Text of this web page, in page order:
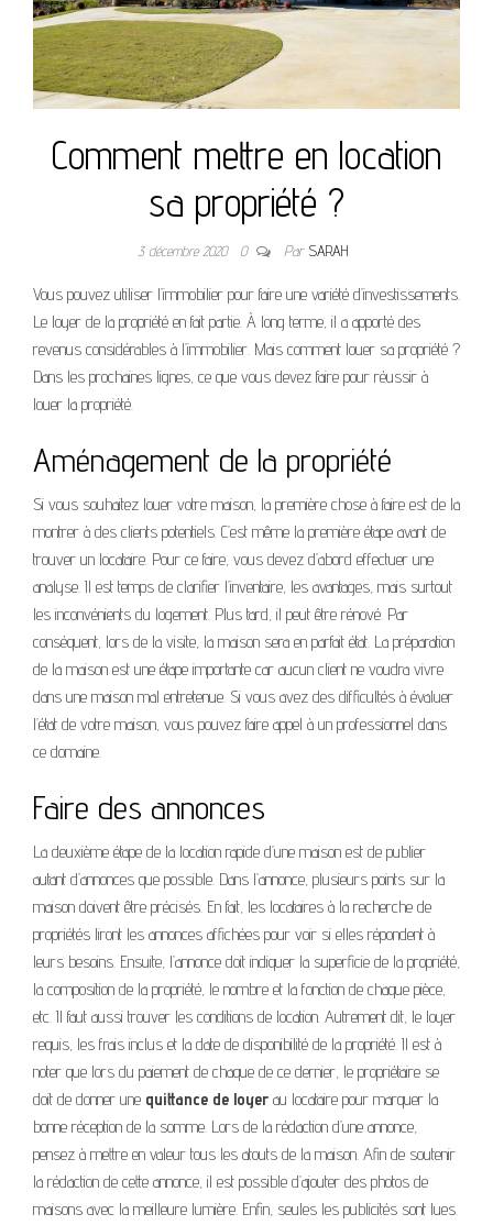
Comment mettre en location
sa propriété ?
3 décembre 2020 0 Par SARAH
Vous pouvez utiliser l’immobilier pour faire une variété d’investissements.
Le loyer de la propriété en fait partie. À long terme, il a apporté des
revenus considérables à l’immobilier. Mais comment louer sa propriété ?
Dans les prochaines lignes, ce que vous devez faire pour réussir à
louer la propriété.
Aménagement de la propriété
Si vous souhaitez louer votre maison, la première chose à faire est de la
montrer à des clients potentiels. C’est même la première étape avant de
trouver un locataire. Pour ce faire, vous devez d’abord effectuer une
analyse. Il est temps de clarifier l’inventaire, les avantages, mais surtout
les inconvénients du logement. Plus tard, il peut être rénové. Par
conséquent, lors de la visite, la maison sera en parfait état. La préparation
de la maison est une étape importante car aucun client ne voudra vivre
dans une maison mal entretenue. Si vous avez des difficultés à évaluer
l’état de votre maison, vous pouvez faire appel à un professionnel dans
ce domaine.
Faire des annonces
La deuxième étape de la location rapide d’une maison est de publier
autant d’annonces que possible. Dans l’annonce, plusieurs points sur la
maison doivent être précisés. En fait, les locataires à la recherche de
propriétés liront les annonces affichées pour voir si elles répondent à
leurs besoins. Ensuite, l’annonce doit indiquer la superficie de la propriété,
la composition de la propriété, le nombre et la fonction de chaque pièce,
etc. Il faut aussi trouver les conditions de location. Autrement dit, le loyer
requis, les frais inclus et la date de disponibilité de la propriété. Il est à
noter que lors du paiement de chaque de ce dernier, le propriétaire se
doit de donner une quittance de loyer au locataire pour marquer la
bonne réception de la somme. Lors de la rédaction d’une annonce,
pensez à mettre en valeur tous les atouts de la maison. Afin de soutenir
la rédaction de cette annonce, il est possible d’ajouter des photos de
maisons avec la meilleure lumière. Enfin, seules les publicités sont lues.